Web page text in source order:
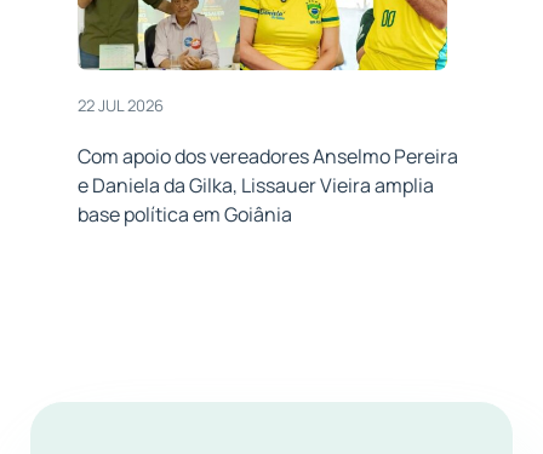
22 JUL 2026
Com apoio dos vereadores Anselmo Pereira
e Daniela da Gilka, Lissauer Vieira amplia
base política em Goiânia